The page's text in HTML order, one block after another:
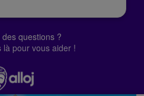
questions ?
là pour vous aider !